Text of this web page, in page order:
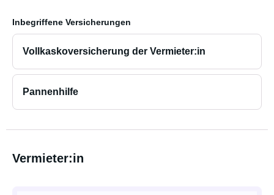
Inbegriffene Versicherungen
Vollkaskoversicherung der Vermieter:in
Pannenhilfe
Vermieter:in